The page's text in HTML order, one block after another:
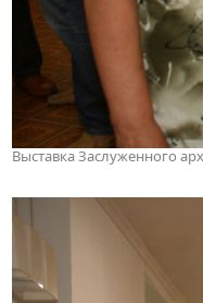
Выставка Заслуженного